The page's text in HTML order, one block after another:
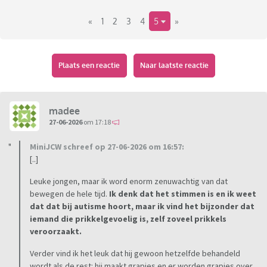
« 1 2 3 4 5 »
Plaats een reactie Naar laatste reactie
madee
27-06-2026om 17:18
MiniJCW schreef op 27-06-2026 om 16:57:
[..]
Leuke jongen, maar ik word enorm zenuwachtig van dat
bewegen de hele tijd. Ik denk dat het stimmen is en ik weet
dat dat bij autisme hoort, maar ik vind het bijzonder dat
iemand die prikkelgevoelig is, zelf zoveel prikkels
veroorzaakt.
Verder vind ik het leuk dat hij gewoon hetzelfde behandeld